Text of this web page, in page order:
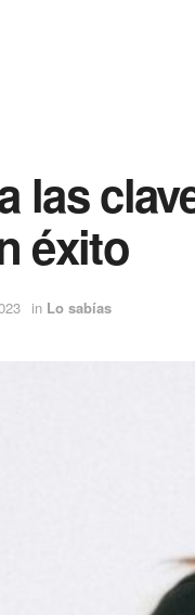
las
éxito
in Lo sabías